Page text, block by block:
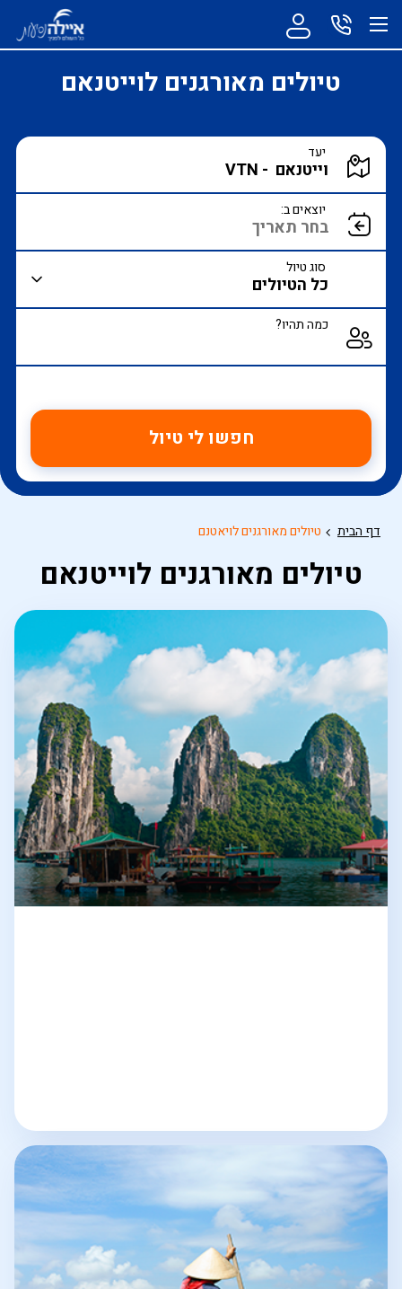
טיולים מאורגנים לוייטנאם
יעדהקלד יעד או עבור לכפתור הבא לבחירת יעד מרשימה
הצג רשימת יעדים לבחירה
יוצאים ב:
סוג טיול
כמה תהיו?
חפשו לי טיול
דף הבית טיולים מאורגנים לויאטנם
טיולים מאורגנים לוייטנאם